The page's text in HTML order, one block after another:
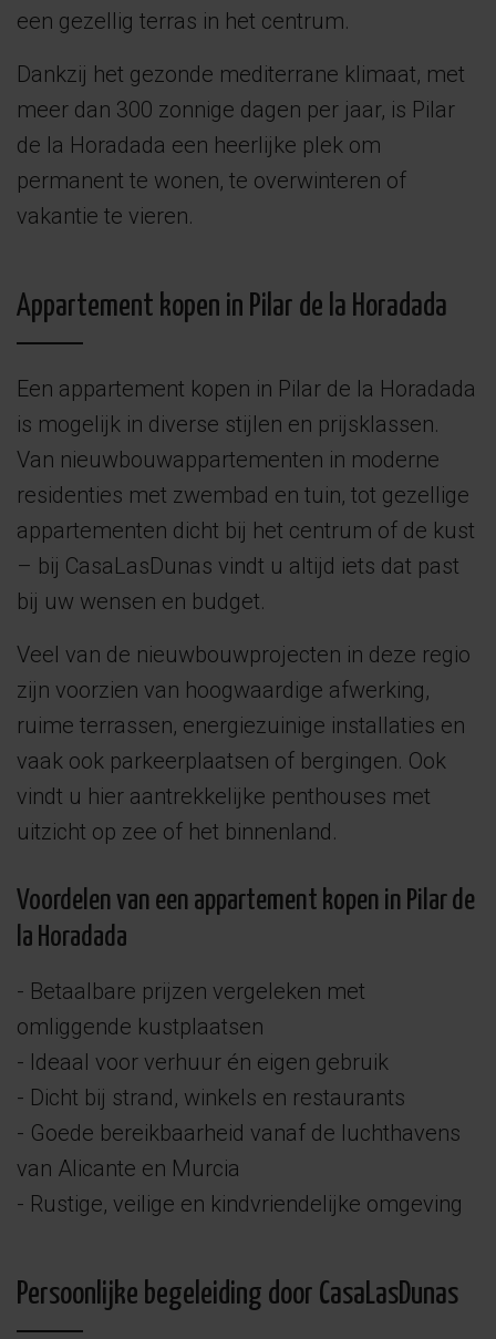
een gezellig terras in het centrum.
Dankzij het gezonde mediterrane klimaat, met
meer dan 300 zonnige dagen per jaar, is Pilar
de la Horadada een heerlijke plek om
permanent te wonen, te overwinteren of
vakantie te vieren.
Appartement kopen in Pilar de la Horadada
Een appartement kopen in Pilar de la Horadada
is mogelijk in diverse stijlen en prijsklassen.
Van nieuwbouwappartementen in moderne
residenties met zwembad en tuin, tot gezellige
appartementen dicht bij het centrum of de kust
– bij CasaLasDunas vindt u altijd iets dat past
bij uw wensen en budget.
Veel van de nieuwbouwprojecten in deze regio
zijn voorzien van hoogwaardige afwerking,
ruime terrassen, energiezuinige installaties en
vaak ook parkeerplaatsen of bergingen. Ook
vindt u hier aantrekkelijke penthouses met
uitzicht op zee of het binnenland.
Voordelen van een appartement kopen in Pilar de
la Horadada
- Betaalbare prijzen vergeleken met
omliggende kustplaatsen
- Ideaal voor verhuur én eigen gebruik
- Dicht bij strand, winkels en restaurants
- Goede bereikbaarheid vanaf de luchthavens
van Alicante en Murcia
- Rustige, veilige en kindvriendelijke omgeving
Persoonlijke begeleiding door CasaLasDunas